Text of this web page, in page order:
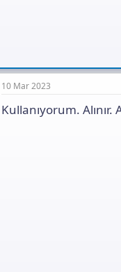
10 Mar 2023
Kullanıyorum. Alınır.